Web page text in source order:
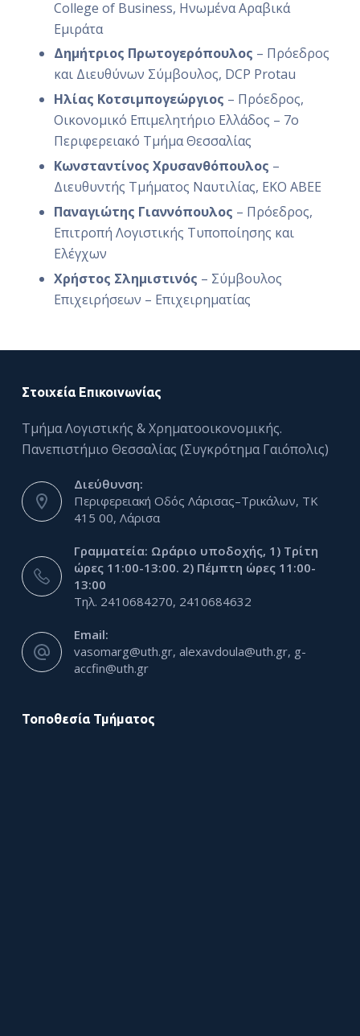
College of Business, Ηνωμένα Αραβικά
Εμιράτα
Δημήτριος Πρωτογερόπουλος – Πρόεδρος
και Διευθύνων Σύμβουλος, DCP Protau
Ηλίας Κοτσιμπογεώργιος – Πρόεδρος,
Οικονομικό Επιμελητήριο Ελλάδος – 7ο
Περιφερειακό Τμήμα Θεσσαλίας
Κωνσταντίνος Χρυσανθόπουλος –
Διευθυντής Τμήματος Ναυτιλίας, ΕΚΟ ΑΒΕΕ
Παναγιώτης Γιαννόπουλος – Πρόεδρος,
Επιτροπή Λογιστικής Τυποποίησης και
Ελέγχων
Χρήστος Σλημιστινός – Σύμβουλος
Επιχειρήσεων – Επιχειρηματίας
Στοιχεία Επικοινωνίας
Τμήμα Λογιστικής & Χρηματοοικονομικής.
Πανεπιστήμιο Θεσσαλίας (Συγκρότημα Γαιόπολις)
Διεύθυνση:
Περιφερειακή Οδός Λάρισας–Τρικάλων, ΤΚ
415 00, Λάρισα
Γραμματεία: Ωράριο υποδοχής, 1) Τρίτη
ώρες 11:00-13:00. 2) Πέμπτη ώρες 11:00-
13:00
Τηλ. 2410684270, 2410684632
Email:
vasomarg@uth.gr, alexavdoula@uth.gr, g-
accfin@uth.gr
Τοποθεσία Τμήματος